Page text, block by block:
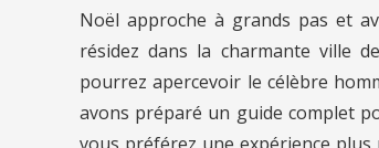
Noël approche à grands pas et
résidez dans la charmante ville
pourrez apercevoir le célèbre
avons préparé un guide complet